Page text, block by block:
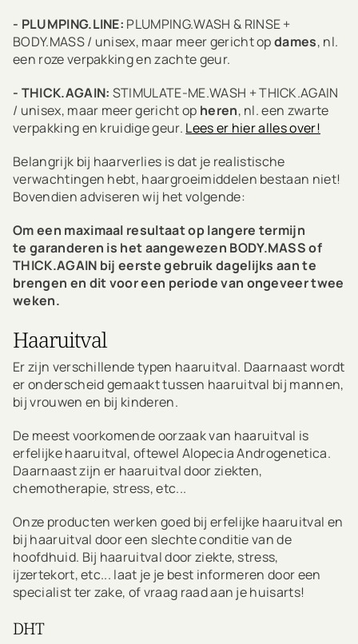
- PLUMPING.LINE: PLUMPING.WASH & RINSE +
BODY.MASS / unisex, maar meer gericht opdames, nl.
een roze verpakking en zachte geur.
- THICK.AGAIN: STIMULATE-ME.WASH + THICK.AGAIN
/ unisex, maar meer gericht op heren, nl. een zwarte
verpakking en kruidige geur. Lees er hier alles over!
Belangrijk bij haarverlies is dat je realistische
verwachtingen hebt, haargroeimiddelen bestaan niet!
Bovendien adviseren wij het volgende:
Om een maximaal resultaat op langere termijn
te garanderen is het aangewezen BODY.MASS of
THICK.AGAIN bij eerste gebruik dagelijks aan te
brengen en dit voor een periode van ongeveer twee
weken.
Haaruitval
Er zijn verschillende typen haaruitval. Daarnaast wordt
er onderscheid gemaakt tussen haaruitval bij mannen,
bij vrouwen en bij kinderen.
De meest voorkomende oorzaak van haaruitval is
erfelijke haaruitval, oftewel Alopecia Androgenetica.
Daarnaast zijn er haaruitval door ziekten,
chemotherapie, stress, etc...
Onze producten werken goed bij erfelijke haaruitval en
bij haaruitval door een slechte conditie van de
hoofdhuid. Bij haaruitval door ziekte, stress,
ijzertekort, etc... laat je je best informeren door een
specialist ter zake, of vraag raad aan je huisarts!
DHT